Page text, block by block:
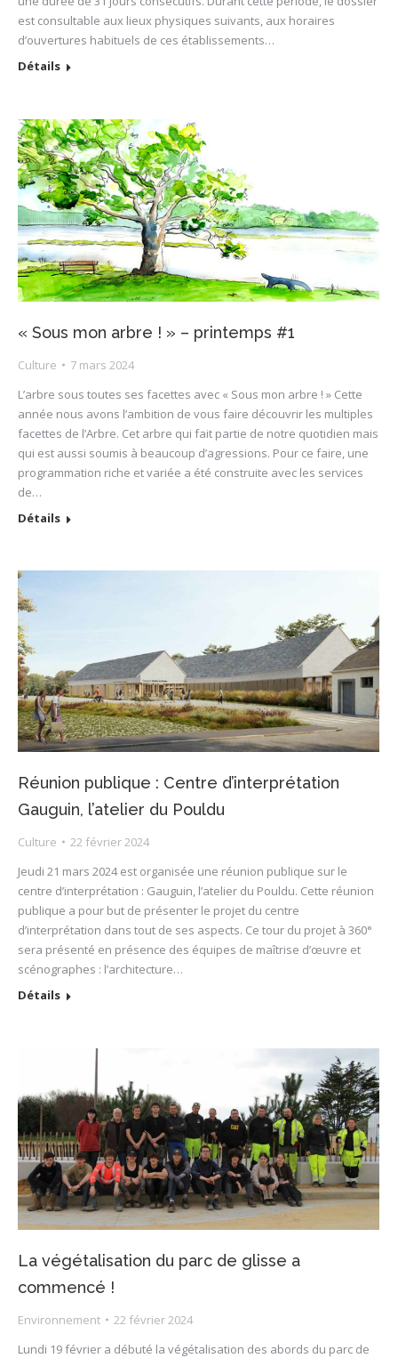
est consultable aux lieux physiques suivants, aux horaires
d’ouvertures habituels de ces établissements…
Détails
« Sous mon arbre ! » – printemps #1
Culture
7 mars 2024
L’arbre sous toutes ses facettes avec « Sous mon arbre ! » Cette
année nous avons l’ambition de vous faire découvrir les multiples
facettes de l’Arbre. Cet arbre qui fait partie de notre quotidien mais
qui est aussi soumis à beaucoup d’agressions. Pour ce faire, une
programmation riche et variée a été construite avec les services
de…
Détails
Réunion publique : Centre d’interprétation
Gauguin, l’atelier du Pouldu
Culture
22 février 2024
Jeudi 21 mars 2024 est organisée une réunion publique sur le
centre d’interprétation : Gauguin, l’atelier du Pouldu. Cette réunion
publique a pour but de présenter le projet du centre
d’interprétation dans tout de ses aspects. Ce tour du projet à 360°
sera présenté en présence des équipes de maîtrise d’œuvre et
scénographes : l’architecture…
Détails
La végétalisation du parc de glisse a
commencé !
Environnement
22 février 2024
Lundi 19 février a débuté la végétalisation des abords du parc de